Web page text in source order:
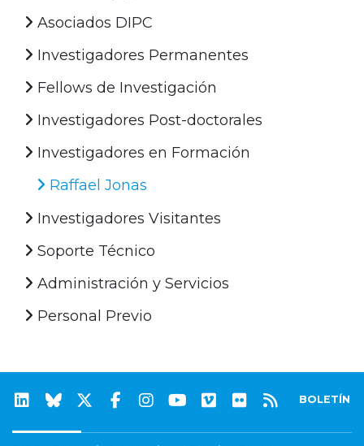
Asociados DIPC
Investigadores Permanentes
Fellows de Investigación
Investigadores Post-doctorales
Investigadores en Formación
Raffael Jonas
Investigadores Visitantes
Soporte Técnico
Administración y Servicios
Personal Previo
BOLETÍN